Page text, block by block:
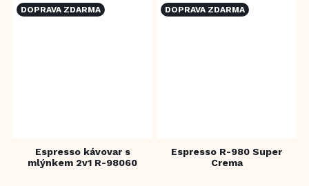
DOPRAVA ZDARMA
Espresso kávovar s
mlýnkem 2v1 R-98060
DOPRAVA ZDARMA
Espresso R-980 Super
Crema